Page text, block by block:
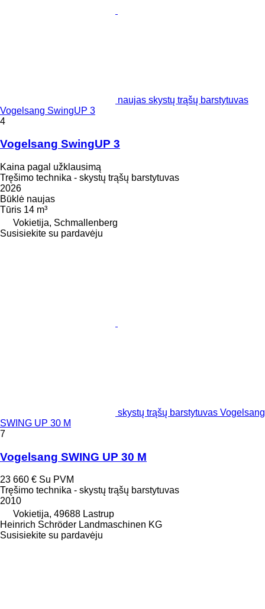
naujas skystų trąšų barstytuvas
Vogelsang SwingUP 3
4
Vogelsang SwingUP 3
Kaina pagal užklausimą
Tręšimo technika - skystų trąšų barstytuvas
2026
Būklė naujas
Tūris 14 m³
Vokietija, Schmallenberg
Susisiekite su pardavėju
skystų trąšų barstytuvas Vogelsang
SWING UP 30 M
7
Vogelsang SWING UP 30 M
23 660 € Su PVM
Tręšimo technika - skystų trąšų barstytuvas
2010
Vokietija, 49688 Lastrup
Heinrich Schröder Landmaschinen KG
Susisiekite su pardavėju